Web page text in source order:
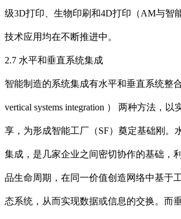
级3D打印、生物印刷和4D打印（AM与智
技术应用均在不断推进中。
2.7 水平和垂直系统集成
智能制造的系统集成有水平和垂直系统整
vertical systems integration ） 两种方法，
享，为形成智能工厂（SF）奠定基础刚。
集成，是几家企业之间密切协作的基础，
品生命周期，在同一价值创造网络中基于
态系统，从而实现数据或信息的交换。而